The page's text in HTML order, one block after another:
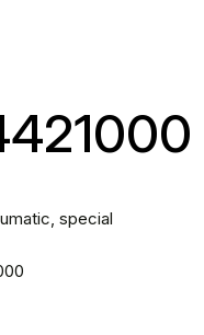
special